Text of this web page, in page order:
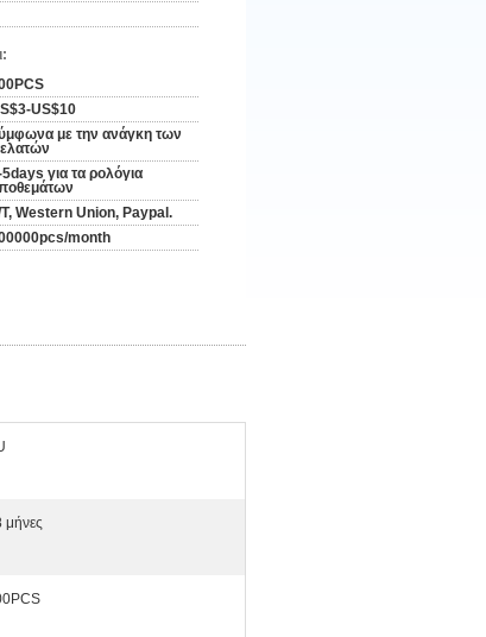
US$10
με την ανάγκη των
για τα ρολόγια
Western Union, Paypal.
month
μήνες